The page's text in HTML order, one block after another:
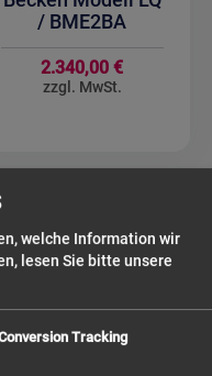
/ BME2BA
2.340,00 €
welche Information wir
lesen Sie bitte unsere
Tracking